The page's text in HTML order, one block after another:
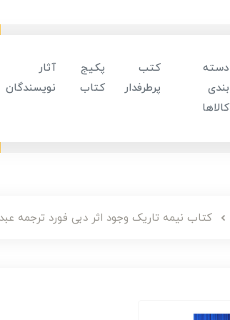
دسته
بندی
کالاها
کتب
پرطرفدار
پکیج
کتاب
آثار
نویسندگان
کتاب نیمه تاریک وجود اثر دبی فورد ترجمه